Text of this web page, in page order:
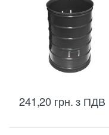
241,20 грн.з ПДВ